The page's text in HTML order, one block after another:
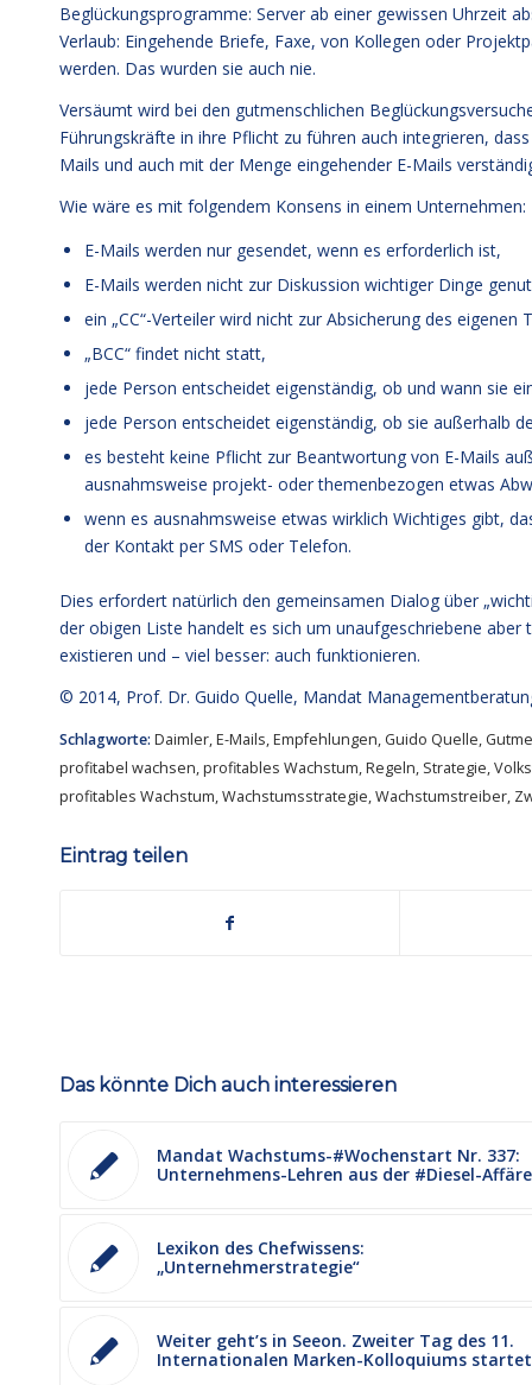
Beglückungsprogramme: Server ab einer gewissen Uhrzeit
Verlaub: Eingehende Briefe, Faxe, von Kollegen oder
werden. Das wurden sie auch nie.
Versäumt wird bei den gutmenschlichen
Führungskräfte in ihre Pflicht zu führen auch integrieren,
Mails und auch mit der Menge eingehender E-Mails
Wie wäre es mit folgendem Konsens in einem Unternehmen:
E-Mails werden nur gesendet, wenn es erforderlich ist,
E-Mails werden nicht zur Diskussion wichtiger Dinge
ein „CC“-Verteiler wird nicht zur Absicherung des eigenen
„BCC“ findet nicht statt,
jede Person entscheidet eigenständig, ob und wann sie
jede Person entscheidet eigenständig, ob sie außerhalb
es besteht keine Pflicht zur Beantwortung von E-Mails
ausnahmsweise projekt- oder themenbezogen etwas
wenn es ausnahmsweise etwas wirklich Wichtiges gibt,
der Kontakt per SMS oder Telefon.
Dies erfordert natürlich den gemeinsamen Dialog über
der obigen Liste handelt es sich um unaufgeschriebene
existieren und – viel besser: auch funktionieren.
© 2014, Prof. Dr. Guido Quelle, Mandat
Schlagworte: Daimler,E-Mails,Empfehlungen, Guido Quelle,
profitabel wachsen,profitables Wachstum,Regeln, Strategie,
profitables Wachstum,Wachstumsstrategie,Wachstumstreiber,
Eintrag teilen
Das könnte Dich auch interessieren
Mandat Wachstums-#Wochenstart Nr. 337:
Unternehmens-Lehren aus der #Diesel-Affäre
Lexikon des Chefwissens:
„Unternehmerstrategie“
Weiter geht’s in Seeon. Zweiter Tag des 11.
Internationalen Marken-Kolloquiums startet